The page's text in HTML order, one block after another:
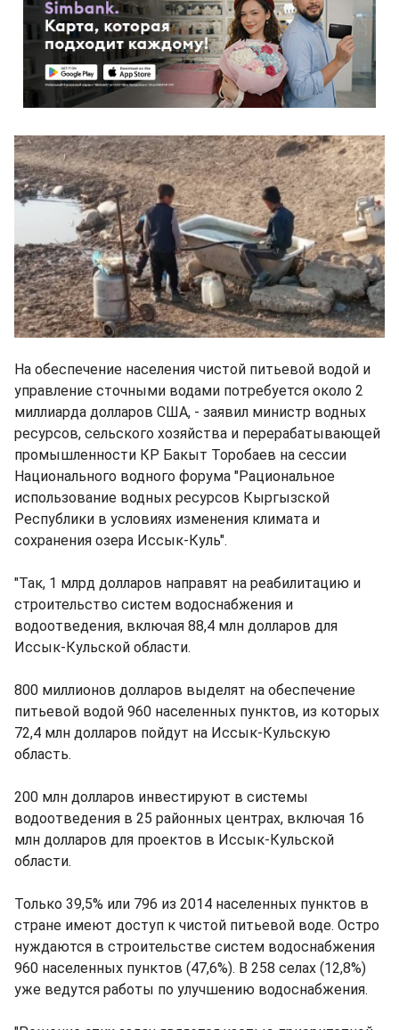
На обеспечение населения чистой питьевой водой и
управление сточными водами потребуется около 2
миллиарда долларов США, - заявил министр водных
ресурсов, сельского хозяйства и перерабатывающей
промышленности КР Бакыт Торобаев на сессии
Национального водного форума "Рациональное
использование водных ресурсов Кыргызской
Республики в условиях изменения климата и
сохранения озера Иссык-Куль".
"Так, 1 млрд долларов направят на реабилитацию и
строительство систем водоснабжения и
водоотведения, включая 88,4 млн долларов для
Иссык-Кульской области.
800 миллионов долларов выделят на обеспечение
питьевой водой 960 населенных пунктов, из которых
72,4 млн долларов пойдут на Иссык-Кульскую
область.
200 млн долларов инвестируют в системы
водоотведения в 25 районных центрах, включая 16
млн долларов для проектов в Иссык-Кульской
области.
Только 39,5% или 796 из 2014 населенных пунктов в
стране имеют доступ к чистой питьевой воде. Остро
нуждаются в строительстве систем водоснабжения
960 населенных пунктов (47,6%). В 258 селах (12,8%)
уже ведутся работы по улучшению водоснабжения.